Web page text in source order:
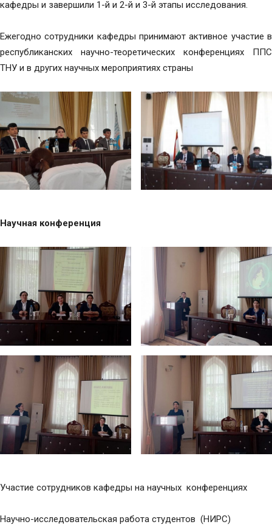
кафедры и завершили 1-й и 2-й и 3-й этапы исследования.
Ежегодно сотрудники кафедры принимают активное участие в
республиканских научно-теоретических конференциях ППС
ТНУ и в других научных мероприятиях страны
Научная конференция
Участие сотрудников кафедры на научных конференциях
Научно-исследовательская работа студентов (НИРС)